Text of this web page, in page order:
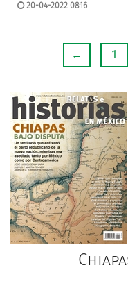
20-04-2022 08:16
← 1